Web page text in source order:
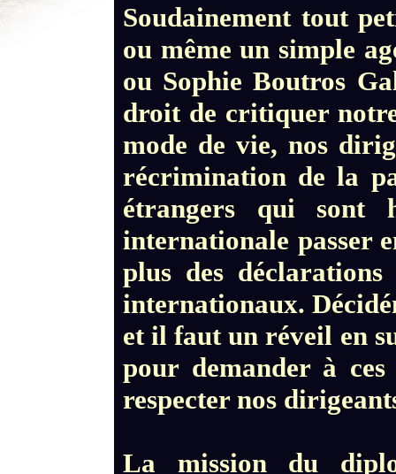
Soudainement tout
ou même un simple
ou Sophie Boutros
droit de critiquer
mode de vie, nos
récrimination de la
étrangers qui sont
internationale passer
plus des déclarations
internationaux.
et il faut un réveil en
pour demander à ces
respecter nos
La mission du